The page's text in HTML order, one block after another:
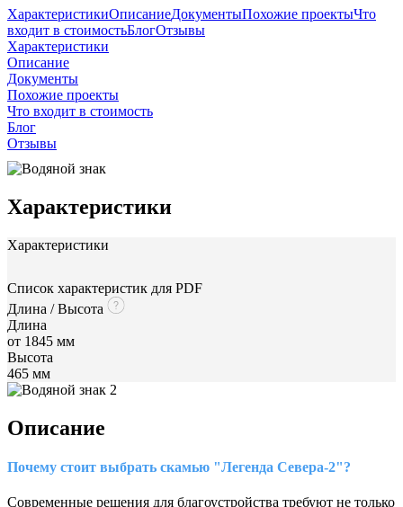
ХарактеристикиОписаниеДокументыПохожие проектыЧто
входит в стоимостьБлогОтзывы
Характеристики
Описание
Документы
Похожие проекты
Что входит в стоимость
Блог
Отзывы
Характеристики
Характеристики
Список характеристик для PDF
Длина / Высота
Длина
от 1845 мм
Высота
465 мм
Описание
Почему стоит выбрать скамью "Легенда Севера-2"?
Современные решения для благоустройства требуют не только